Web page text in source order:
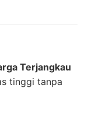
Terjangkau
tinggi tanpa